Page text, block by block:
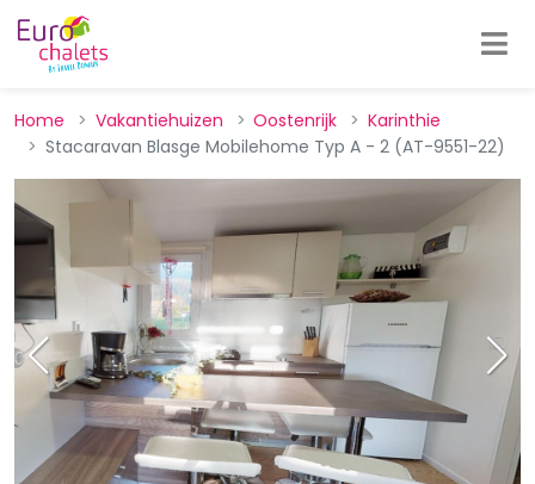
Home Vakantiehuizen Oostenrijk
Karinthie
Stacaravan Blasge Mobilehome Typ A - 2 (AT-9551-22)